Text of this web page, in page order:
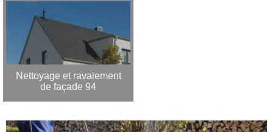
Nettoyage et ravalement
de façade 94